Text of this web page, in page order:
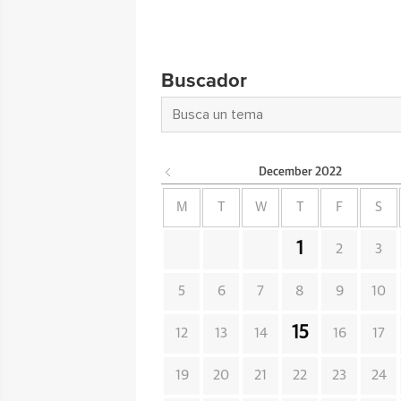
Buscador
December 2022
M W F S
1 2 3
5 6 7 8 9 10
12 13 14 15 16 17
19 20 21 22 23 24